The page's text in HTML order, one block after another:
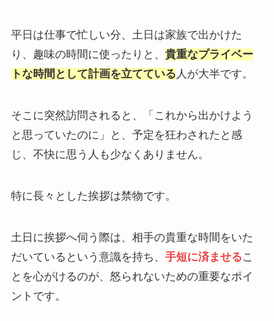
平日は仕事で忙しい分、土日は家族で出かけた
り、趣味の時間に使ったりと、 貴重なプライベー
トな時間として計画を立てている 人が大半です。
そこに突然訪問されると、「これから出かけよう
と思っていたのに」と、予定を狂わされたと感
じ、不快に思う人も少なくありません。
特に長々とした挨拶は禁物です。
土日に挨拶へ伺う際は、相手の貴重な時間をいた
だいているという意識を持ち、 手短に済ませるこ
とを心がけるのが、怒られないための重要なポイ
ントです。